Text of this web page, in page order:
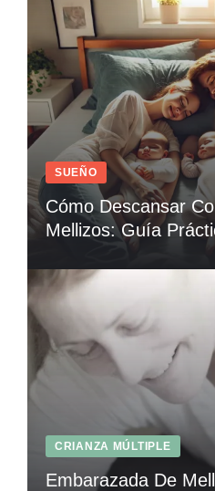
SUEÑO
Cómo Descansar
Mellizos: Guía
CRIANZA MÚLTIPLE
Embarazada De